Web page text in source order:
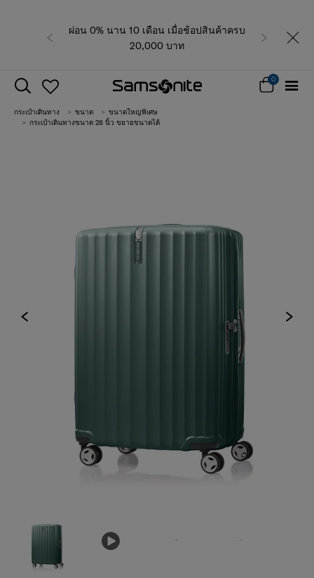
ผ่อน 0% นาน 10 เดือน เมื่อช้อปสินค้าครบ
20,000 บาท
ก่อนหน้า ถัดไป
0
กระเป๋าเดินทาง ขนาด
ขนาดใหญ่พิเศษ
กระเป๋าเดินทางขนาด 28 นิ้ว ขยายขนาดได้